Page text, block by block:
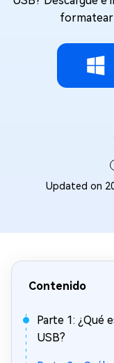
formatear
Updated on
Contenido
Parte 1: ¿Qué
USB?